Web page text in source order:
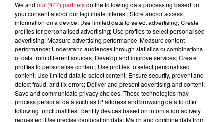
Le Rathsamhausen, à Ottrott, a les honneurs de la couverture
>Lien vers la cagnotte et la pré-commande<
We and our (447) partnersdo the following data processing based on
your consent and/or our legitimate interest: Store and/or access
information on a device; Use limited data to select advertising; Create
profiles for personalised advertising; Use profiles to select personalised
advertising; Measure advertising performance; Measure content
performance; Understand audiences through statistics or combinations
of data from different sources; Develop and improve services; Create
profiles to personalise content; Use profiles to select personalised
content; Use limited data to select content; Ensure security, prevent and
detect fraud, and fix errors; Deliver and present advertising and content;
Save and communicate privacy choices. These technologies may
process personal data such as IP address and browsing data to offer
following functionalities: Identify devices based on information actively
requested; Use precise geolocation data; Match and combine data from